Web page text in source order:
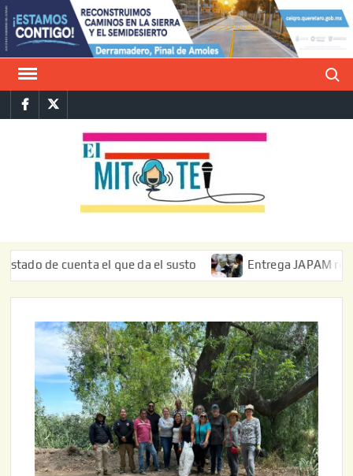
Saltar
al
contenido
FacebookTwitter
de cuenta el que da el susto Entrega JAPAM